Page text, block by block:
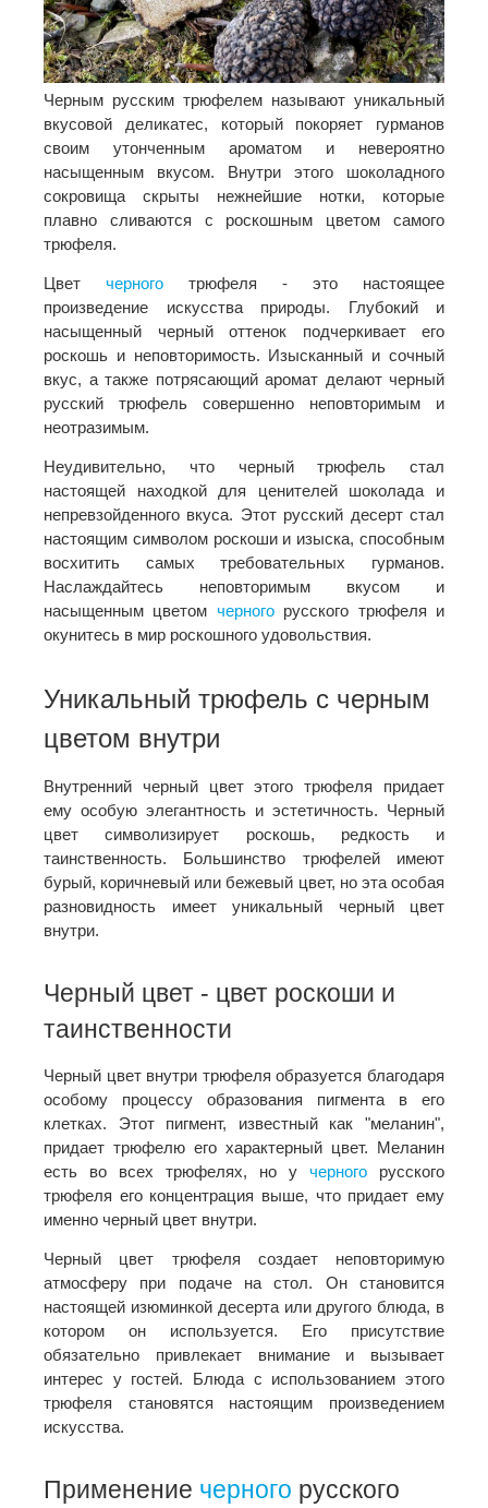
Черным русским трюфелем называют уникальный
вкусовой деликатес, который покоряет гурманов
своим утонченным ароматом и невероятно
насыщенным вкусом. Внутри этого шоколадного
сокровища скрыты нежнейшие нотки, которые
плавно сливаются с роскошным цветом самого
трюфеля.
Цвет черного трюфеля - это настоящее
произведение искусства природы. Глубокий и
насыщенный черный оттенок подчеркивает его
роскошь и неповторимость. Изысканный и сочный
вкус, а также потрясающий аромат делают черный
русский трюфель совершенно неповторимым и
неотразимым.
Неудивительно, что черный трюфель стал
настоящей находкой для ценителей шоколада и
непревзойденного вкуса. Этот русский десерт стал
настоящим символом роскоши и изыска, способным
восхитить самых требовательных гурманов.
Наслаждайтесь неповторимым вкусом и
насыщенным цветом черногорусского трюфеля и
окунитесь в мир роскошного удовольствия.
Уникальный трюфель с черным
цветом внутри
Внутренний черный цвет этого трюфеля придает
ему особую элегантность и эстетичность. Черный
цвет символизирует роскошь, редкость и
таинственность. Большинство трюфелей имеют
бурый, коричневый или бежевый цвет, но эта особая
разновидность имеет уникальный черный цвет
внутри.
Черный цвет - цвет роскоши и
таинственности
Черный цвет внутри трюфеля образуется благодаря
особому процессу образования пигмента в его
клетках. Этот пигмент, известный как "меланин",
придает трюфелю его характерный цвет. Меланин
есть во всех трюфелях, но у черного русского
трюфеля его концентрация выше, что придает ему
именно черный цвет внутри.
Черный цвет трюфеля создает неповторимую
атмосферу при подаче на стол. Он становится
настоящей изюминкой десерта или другого блюда, в
котором он используется. Его присутствие
обязательно привлекает внимание и вызывает
интерес у гостей. Блюда с использованием этого
трюфеля становятся настоящим произведением
искусства.
Применение черного русского